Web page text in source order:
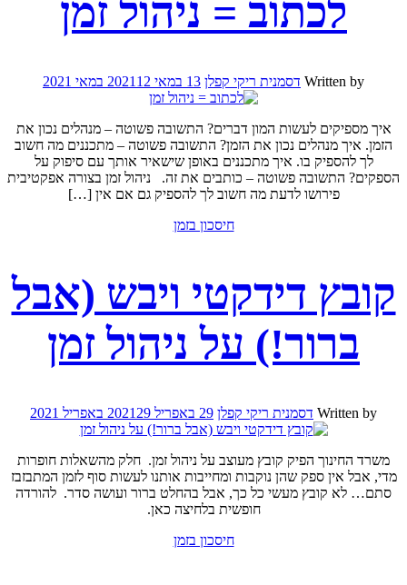
לכתוב = ניהול זמן
Written by דסמנית ריקי קפלן 13 במאי 2021 12 במאי 2021
איך מספיקים לעשות המון דברים? התשובה פשוטה – מנהלים נכון את
הזמן. איך מנהלים נכון את הזמן? התשובה פשוטה – מתכננים מה חשוב
לך להספיק בו. איך מתכננים באופן שישאיר אותך עם סיפוק על
הספקים? התשובה פשוטה – כותבים את זה. ניהול זמן בצורה אפקטיבית
פירושו לדעת מה חשוב לך להספיק גם אם אין […]
חיסכון בזמן
קובץ דידקטי ויבש (אבל
ברור!) על ניהול זמן
Written by דסמנית ריקי קפלן 29 באפריל 2021 29 באפריל 2021
משרד החינוך הפיק קובץ מעוצב על ניהול זמן. חלק מהשאלות חופרות
מדי, אבל אין ספק שהן נוקבות ומחייבות אותנו לעשות סוף לזמן המתבזבז
סתם… לא קובץ מעשי כל כך, אבל בהחלט ברור ועושה סדר. להורדה
חופשית בלחיצה כאן.
חיסכון בזמן